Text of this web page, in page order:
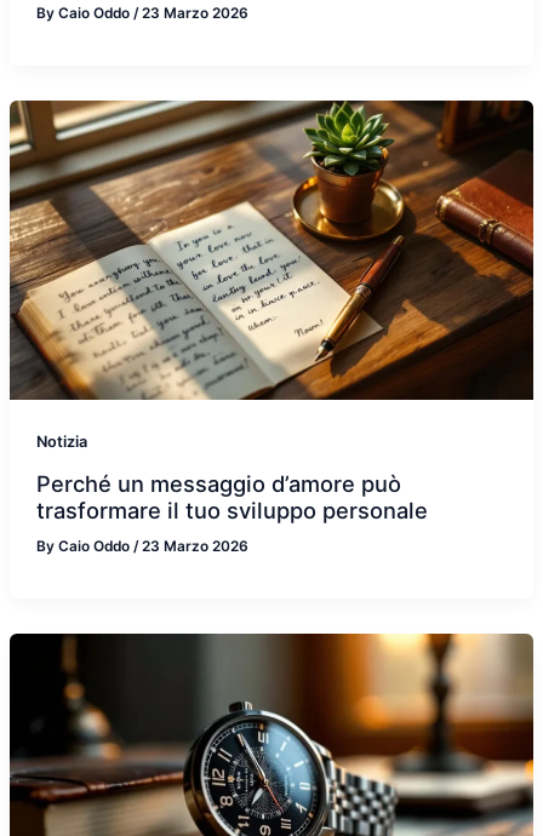
By Caio Oddo /23 Marzo 2026
Notizia
Perché un messaggio d’amore può
trasformare il tuo sviluppo personale
By Caio Oddo /23 Marzo 2026